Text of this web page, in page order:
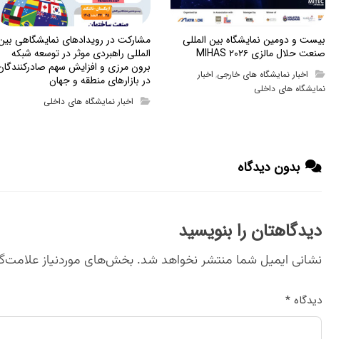
بیست و دومین نمایشگاه بین المللی
صنعت حلال مالزی MIHAS ۲۰۲۶
اخبار نمایشگاه های خارجی, اخبار
نمایشگاه های داخلی
مشارکت در رویدادهای نمایشگاهی
المللی راهبردی موثر در توسعه شبکه
برون مرزی و افزایش سهم
در بازارهای منطقه و جهان
اخبار نمایشگاه های داخلی
بدون دیدگاه
دیدگاهتان را بنویسید
نشانی ایمیل شما منتشر نخواهد شد. بخش‌های موردنیاز
دیدگاه *